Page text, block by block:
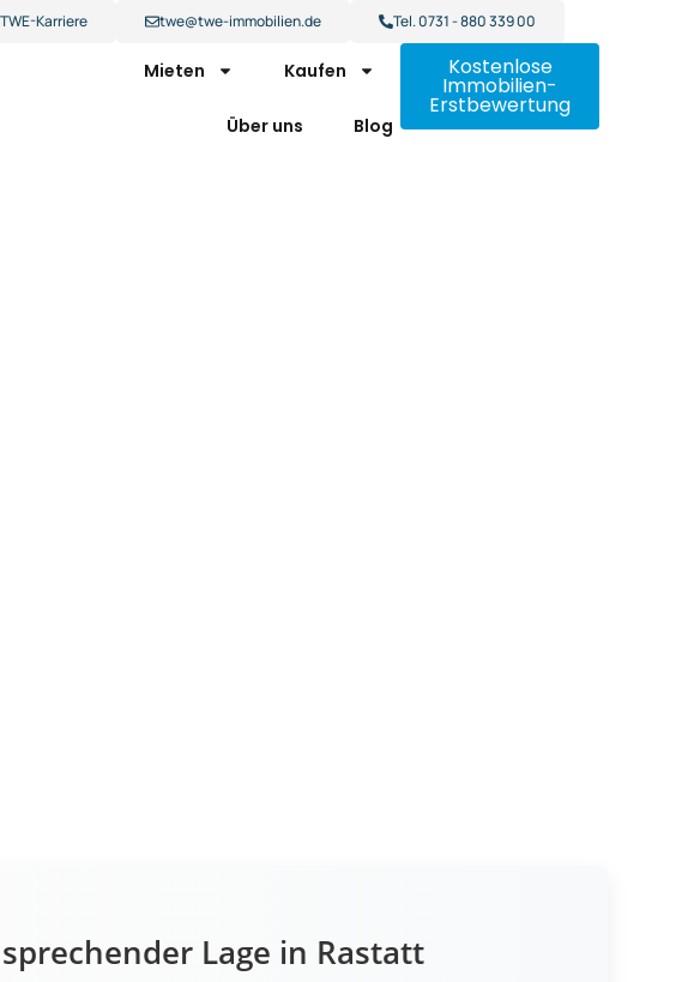
Tel. 0731 - 880 339 00
twe@twe-immobilien.de
TWE-Karriere
Mieten Kaufen
Über uns Blog
Kostenlose
Immobilien-
Erstbewertung
Lage in Rastatt